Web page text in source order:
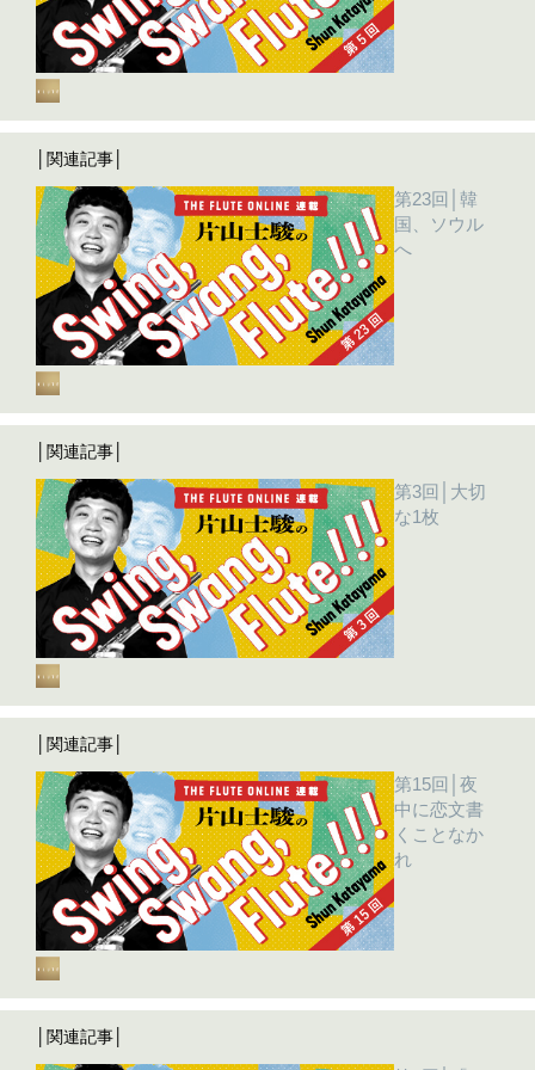
│関連記事│
第23回│韓
国、ソウル
へ
│関連記事│
第3回│大切
な1枚
│関連記事│
第15回│夜
中に恋文書
くことなか
れ
│関連記事│